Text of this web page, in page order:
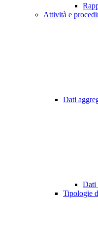
Attività e
Dati
Dati
Tipologie